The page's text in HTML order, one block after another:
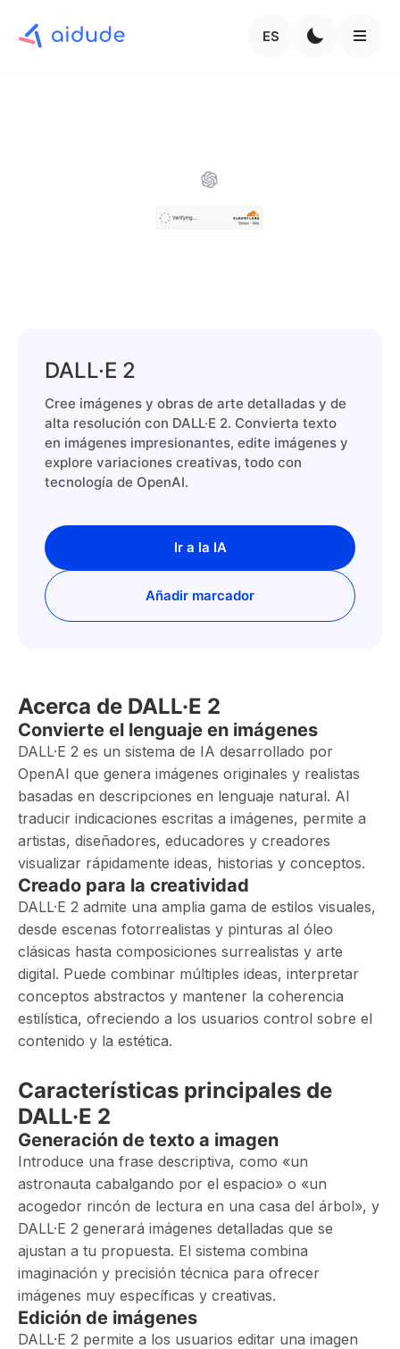
ES
DALL·E 2
Cree imágenes y obras de arte detalladas y de
alta resolución con DALL·E 2. Convierta texto
en imágenes impresionantes, edite imágenes y
explore variaciones creativas, todo con
tecnología de OpenAI.
Ir a la IA
Añadir marcador
Acerca de DALL·E 2
Convierte el lenguaje en imágenes
DALL·E 2 es un sistema de IA desarrollado por
OpenAI que genera imágenes originales y realistas
basadas en descripciones en lenguaje natural. Al
traducir indicaciones escritas a imágenes, permite a
artistas, diseñadores, educadores y creadores
visualizar rápidamente ideas, historias y conceptos.
Creado para la creatividad
DALL·E 2 admite una amplia gama de estilos visuales,
desde escenas fotorrealistas y pinturas al óleo
clásicas hasta composiciones surrealistas y arte
digital. Puede combinar múltiples ideas, interpretar
conceptos abstractos y mantener la coherencia
estilística, ofreciendo a los usuarios control sobre el
contenido y la estética.
Características principales de
DALL·E 2
Generación de texto a imagen
Introduce una frase descriptiva, como «un
astronauta cabalgando por el espacio» o «un
acogedor rincón de lectura en una casa del árbol», y
DALL·E 2 generará imágenes detalladas que se
ajustan a tu propuesta. El sistema combina
imaginación y precisión técnica para ofrecer
imágenes muy específicas y creativas.
Edición de imágenes
DALL·E 2 permite a los usuarios editar una imagen